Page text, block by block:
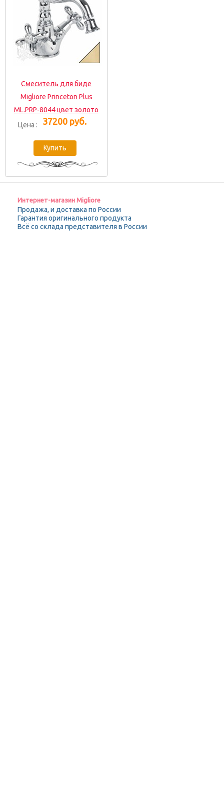
Смеситель для биде
Migliore Princeton Plus
ML.PRP-8044 цвет золото
Цена :
37200 руб.
Интернет-магазин Migliore
Продажа, и доставка по России
Гарантия оригинального продукта
Всё со склада представителя в России